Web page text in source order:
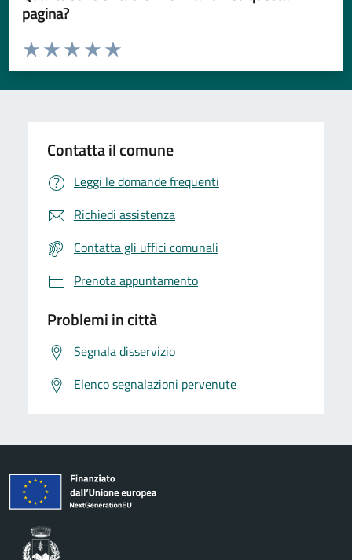
pagina?
Valuta da 1 a 5 stelle la pagina
Valuta 5 stelle su 5
Valuta 4 stelle su 5
Valuta 3 stelle su 5
Valuta 2 stelle su 5
Valuta 1 stelle su 5
Contatta il comune
Leggi le domande frequenti
Richiedi assistenza
Contatta gli uffici comunali
Prenota appuntamento
Problemi in città
Segnala disservizio
Elenco segnalazioni pervenute